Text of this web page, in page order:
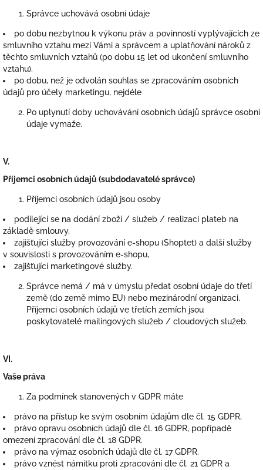
Správce uchovává osobní údaje
po dobu nezbytnou k výkonu práv a povinností vyplývajících ze
smluvního vztahu mezi Vámi a správcem a uplatňování nároků z
těchto smluvních vztahů (po dobu 15 let od ukončení smluvního
vztahu).
po dobu, než je odvolán souhlas se zpracováním osobních
údajů pro účely marketingu, nejdéle
Po uplynutí doby uchovávání osobních údajů správce osobní
údaje vymaže.
V.
Příjemci osobních údajů (subdodavatelé správce)
Příjemci osobních údajů jsou osoby
podílející se na dodání zboží / služeb / realizaci plateb na
základě smlouvy,
zajišťující služby provozování e-shopu (Shoptet) a další služby
v souvislosti s provozováním e-shopu,
zajišťující marketingové služby.
Správce nemá / má v úmyslu předat osobní údaje do třetí
země (do země mimo EU) nebo mezinárodní organizaci.
Příjemci osobních údajů ve třetích zemích jsou
poskytovatelé mailingových služeb / cloudových služeb.
VI.
Vaše práva
Za podmínek stanovených v GDPR máte
právo na přístup ke svým osobním údajům dle čl. 15 GDPR,
právo opravu osobních údajů dle čl. 16 GDPR, popřípadě
omezení zpracování dle čl. 18 GDPR.
právo na výmaz osobních údajů dle čl. 17 GDPR.
právo vznést námitku proti zpracování dle čl. 21 GDPR a